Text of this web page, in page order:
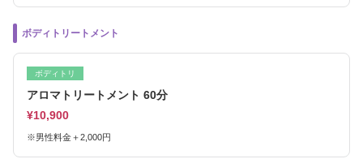
ボディトリートメント
ボディトリ
アロマトリートメント 60分
¥10,900
※男性料金＋2,000円